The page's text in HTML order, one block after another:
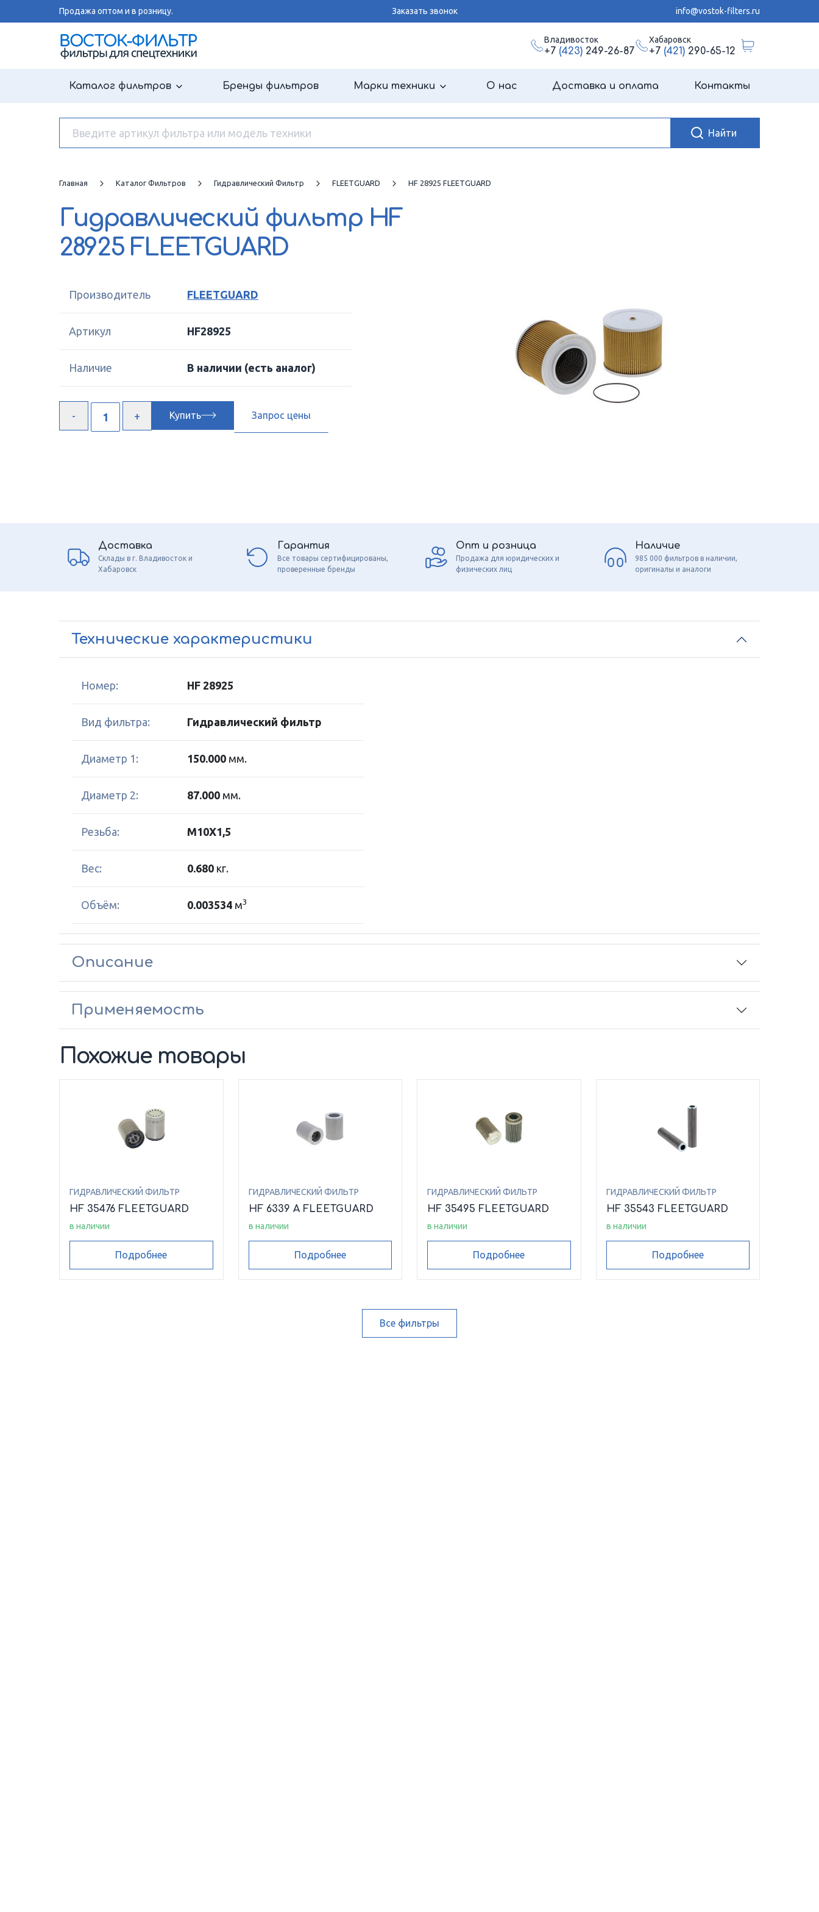
Продажа оптом и в розницу. Заказать звонок info@vostok-filters.ru
Владивосток
+7 (423)249-26-87
Хабаровск
+7 (421)290-65-12
Каталог фильтров Бренды фильтров Марки техники О нас Доставка и оплата Контакты
Главная Каталог Фильтров Гидравлический Фильтр FLEETGUARD HF 28925 FLEETGUARD
Гидравлический фильтр HF
28925 FLEETGUARD
Производитель FLEETGUARD
Артикул HF28925
Наличие В наличии (есть аналог)
Купить Запрос цены
Доставка
Склады в г. Владивосток и
Хабаровск
Гарантия
Все товары сертифицированы,
проверенные бренды
Опт и розница
Продажа для юридических и
физических лиц
Наличие
985 000 фильтров в наличии,
оригиналы и аналоги
Технические характеристики
Номер: HF 28925
Вид фильтра: Гидравлический фильтр
Диаметр 1: 150.000 мм.
Диаметр 2: 87.000 мм.
Резьба: M10X1,5
Вес: 0.680 кг.
Объём: 0.003534 м3
Описание
Применяемость
Похожие товары
ГИДРАВЛИЧЕСКИЙ ФИЛЬТР
HF 35476 FLEETGUARD
в наличии
Подробнее
ГИДРАВЛИЧЕСКИЙ ФИЛЬТР
HF 6339 A FLEETGUARD
в наличии
Подробнее
ГИДРАВЛИЧЕСКИЙ ФИЛЬТР
HF 35495 FLEETGUARD
в наличии
Подробнее
ГИДРАВЛИЧЕСКИЙ ФИЛЬТР
HF 35543 FLEETGUARD
в наличии
Подробнее
Все фильтры